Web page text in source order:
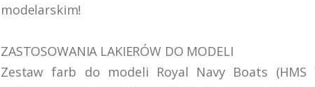
modelarskim!
ZASTOSOWANIA LAKIERÓW DO MODELI
Zestaw farb do modeli Royal Navy Boats (HMS